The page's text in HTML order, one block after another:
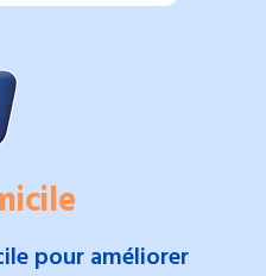
pour améliorer